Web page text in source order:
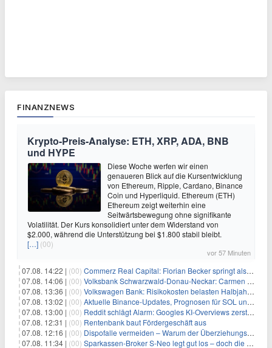
FINANZNEWS
Krypto-Preis-Analyse: ETH, XRP, ADA, BNB
und HYPE
Diese Woche werfen wir einen
genaueren Blick auf die Kursentwicklung
von Ethereum, Ripple, Cardano, Binance
Coin und Hyperliquid. Ethereum (ETH)
Ethereum zeigt weiterhin eine
Seitwärtsbewegung ohne signifikante
Volatilität. Der Kurs konsolidiert unter dem Widerstand von
$2.000, während die Unterstützung bei $1.800 stabil bleibt.
[…] (00)
vor 57 Minuten
07.08. 14:22 | (00) Commerz Real Capital: Florian Becker springt als Leiter ein
07.08. 14:06 | (00) Volksbank Schwarzwald-Donau-Neckar: Carmen Wedam übernimmt Aufsichtsratsvorsitz
07.08. 13:36 | (00) Volkswagen Bank: Risikokosten belasten Halbjahresergebnis
07.08. 13:02 | (00) Aktuelle Binance-Updates, Prognosen für SOL und DOGE: Zusammenfassung vom 7. August
07.08. 13:00 | (00) Reddit schlägt Alarm: Googles KI-Overviews zerstören das Traffic-Geschäftsmodell
07.08. 12:31 | (00) Rentenbank baut Fördergeschäft aus
07.08. 12:16 | (00) Dispofalle vermeiden – Warum der Überziehungskredit teurer ist als gedacht
07.08. 11:34 | (00) Sparkassen-Broker S-Neo legt gut los – doch die Schwachstellen bleiben